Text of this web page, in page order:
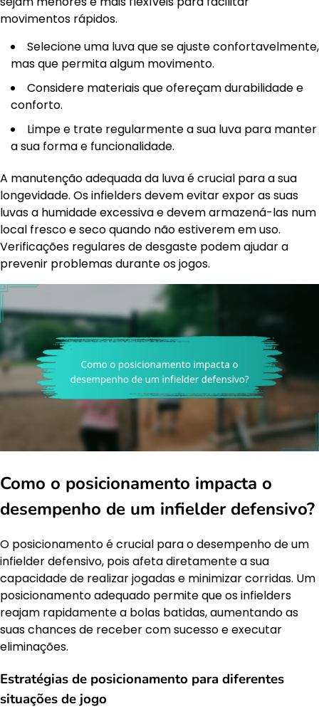
movimentos rápidos.
Selecione uma luva que se ajuste confortavelmente,
mas que permita algum movimento.
Considere materiais que ofereçam durabilidade e
conforto.
Limpe e trate regularmente a sua luva para manter
a sua forma e funcionalidade.
A manutenção adequada da luva é crucial para a sua
longevidade. Os infielders devem evitar expor as suas
luvas a humidade excessiva e devem armazená-las num
local fresco e seco quando não estiverem em uso.
Verificações regulares de desgaste podem ajudar a
prevenir problemas durante os jogos.
Como o posicionamento impacta o
desempenho de um infielder defensivo?
O posicionamento é crucial para o desempenho de um
infielder defensivo, pois afeta diretamente a sua
capacidade de realizar jogadas e minimizar corridas. Um
posicionamento adequado permite que os infielders
reajam rapidamente a bolas batidas, aumentando as
suas chances de receber com sucesso e executar
eliminações.
Estratégias de posicionamento para diferentes
situações de jogo